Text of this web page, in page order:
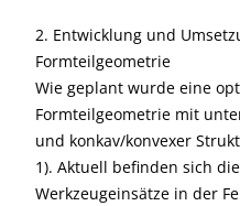
2. Entwicklung und
Formteilgeometrie
Wie geplant wurde eine
Formteilgeometrie mit
und konkav/konvexer
1). Aktuell befinden sich
Werkzeugeinsätze in der